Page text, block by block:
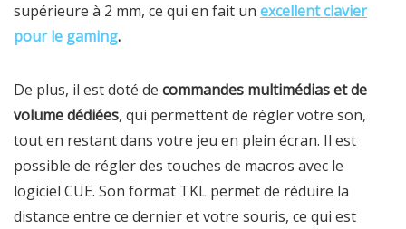
supérieure à 2 mm, ce qui en fait un excellent clavier
pour le gaming.
De plus, il est doté de commandes multimédias et de
volume dédiées, qui permettent de régler votre son,
tout en restant dans votre jeu en plein écran. Il est
possible de régler des touches de macros avec le
logiciel CUE. Son format TKL permet de réduire la
distance entre ce dernier et votre souris, ce qui est